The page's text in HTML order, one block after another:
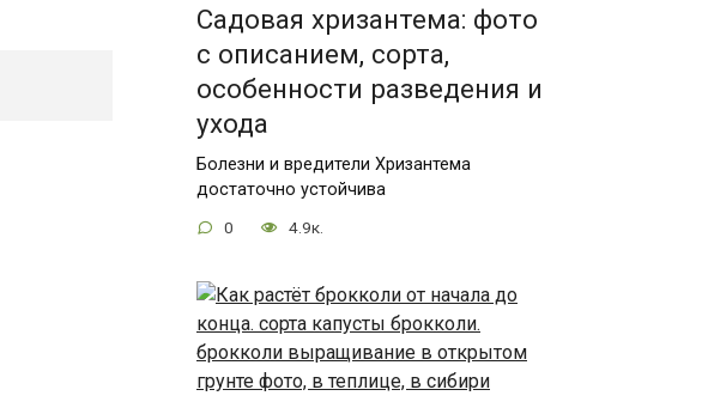
Садовая хризантема: фото
с описанием, сорта,
особенности разведения и
ухода
Болезни и вредители Хризантема
достаточно устойчива
0 4.9к.